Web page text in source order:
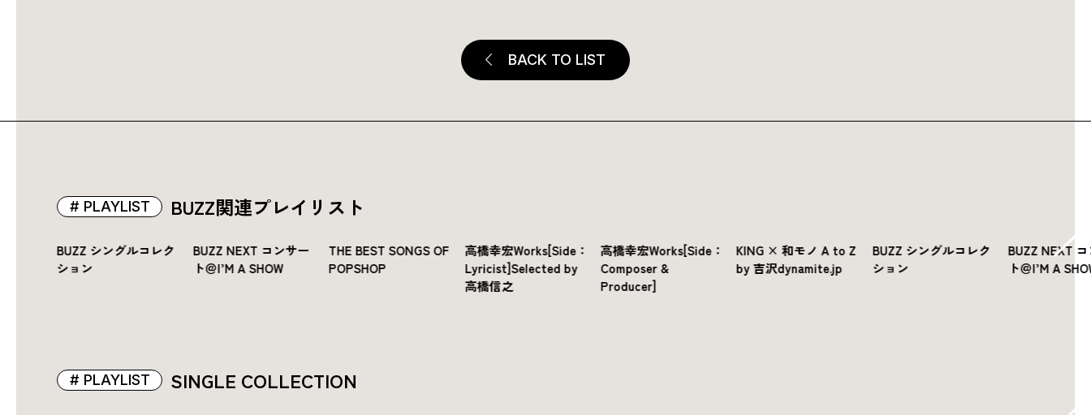
BACK TO LIST
BUZZ関連プレイリスト
PLAYLIST
BUZZ シングルコレク
ション
BUZZ NEXT コンサー
ト＠I’M A SHOW
THE BEST SONGS OF
POPSHOP
高橋幸宏Works[Side：
Lyricist]Selected by
高橋信之
高橋幸宏Works[Side：
Composer &
Producer]
KING × 和モノ A to Z
by 吉沢dynamite.jp
BUZZ シングルコレク
ション
BUZZ NEXT
ト＠I’M A
SINGLE COLLECTION
PLAYLIST